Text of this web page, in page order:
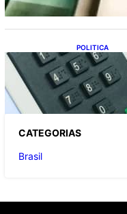
POLITICA
votaram
no 2º
CATEGORIAS
Brasil